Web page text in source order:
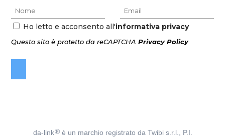
Ho letto e acconsento all'informativa privacy
Questo sito è protetto da reCAPTCHAPrivacy Policy
da-link®è un marchio registrato da Twibi s.r.l., P.I.